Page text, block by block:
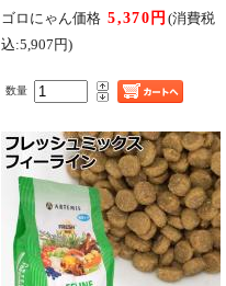
ゴロにゃん価格 5,370円 (消費税
込:5,907円)
数量